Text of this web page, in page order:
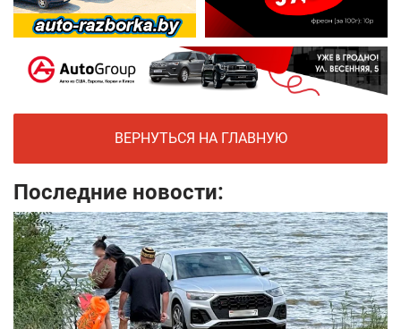
ВЕРНУТЬСЯ НА ГЛАВНУЮ
Последние новости: